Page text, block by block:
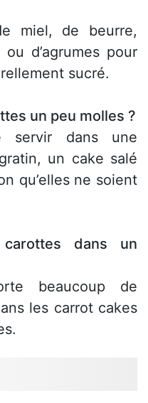
miel, de beurre,
ou d’agrumes pour
sucré.
un peu molles ?
servir dans une
un cake salé
qu’elles ne soient
dans un
beaucoup de
les carrot cakes